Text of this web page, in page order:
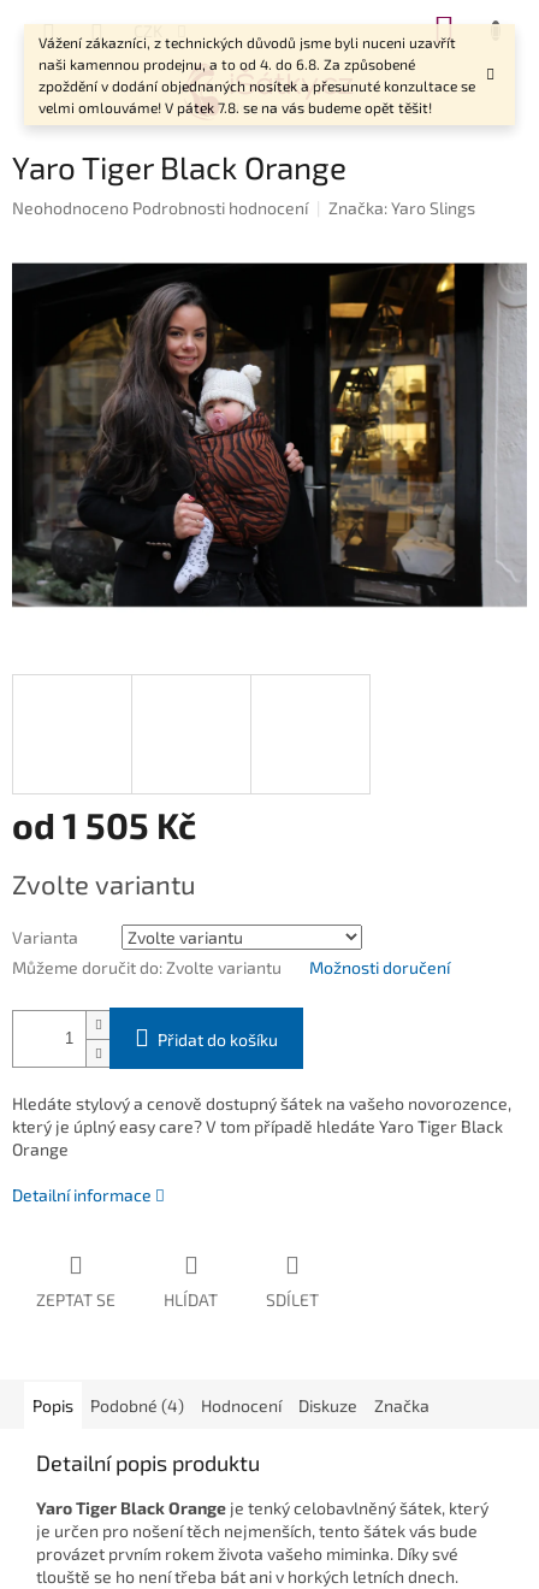
Vážení zákazníci, z technických důvodů jsme byli nuceni uzavřít
naši kamennou prodejnu, a to od 4. do 6.8. Za způsobené
zpoždění v dodání objednaných nosítek a přesunuté konzultace se
velmi omlouváme! V pátek 7.8. se na vás budeme opět těšit!
CZK
Yaro Tiger Black Orange
Průměrné
0,0
hvězdiček.
Neohodnoceno Podrobnosti hodnocení Značka:Yaro Slings
od 1 505 Kč
cena:
Zvolte variantu
Varianta
Můžeme doručit do: Zvolte variantu Možnosti doručení
Přidat do košíku
Hledáte stylový a cenově dostupný šátek na vašeho novorozence,
který je úplný easy care? V tom případě hledáte Yaro Tiger Black
Orange
Detailní informace
ZEPTAT SE HLÍDAT SDÍLET
Popis Podobné (4) Hodnocení Diskuze Značka
Detailní popis produktu
Yaro Tiger Black Orange je tenký celobavlněný šátek, který
je určen pro nošení těch nejmenších, tento šátek vás bude
provázet prvním rokem života vašeho miminka. Díky své
tlouště se ho není třeba bát ani v horkých letních dnech.